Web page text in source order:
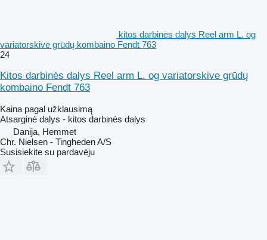
kitos darbinės dalys Reel arm L. og
variatorskive grūdų kombaino Fendt 763
24
Kitos darbinės dalys Reel arm L. og variatorskive grūdų
kombaino Fendt 763
Kaina pagal užklausimą
Atsarginė dalys - kitos darbinės dalys
Danija, Hemmet
Chr. Nielsen - Tingheden A/S
Susisiekite su pardavėju